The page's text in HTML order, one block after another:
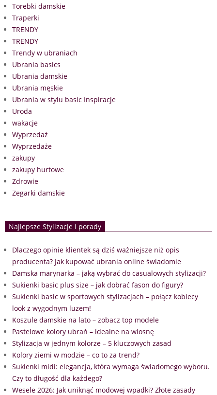
Torebki damskie
Traperki
TRENDY
TRENDY
Trendy w ubraniach
Ubrania basics
Ubrania damskie
Ubrania męskie
Ubrania w stylu basic Inspiracje
Uroda
wakacje
Wyprzedaż
Wyprzedaże
zakupy
zakupy hurtowe
Zdrowie
Zegarki damskie
Najlepsze Stylizacje i porady
Dlaczego opinie klientek są dziś ważniejsze niż opis
producenta? Jak kupować ubrania online świadomie
Damska marynarka – jaką wybrać do casualowych stylizacji?
Sukienki basic plus size – jak dobrać fason do figury?
Sukienki basic w sportowych stylizacjach – połącz kobiecy
look z wygodnym luzem!
Koszule damskie na lato – zobacz top modele
Pastelowe kolory ubrań – idealne na wiosnę
Stylizacja w jednym kolorze – 5 kluczowych zasad
Kolory ziemi w modzie – co to za trend?
Sukienki midi: elegancja, która wymaga świadomego wyboru.
Czy to długość dla każdego?
Wesele 2026: Jak uniknąć modowej wpadki? Złote zasady